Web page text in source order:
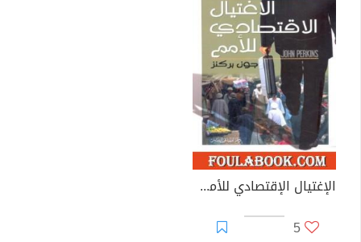
الإغتيال الإقتصادي للأمم - اعترافات قرصان اقتصاد
5